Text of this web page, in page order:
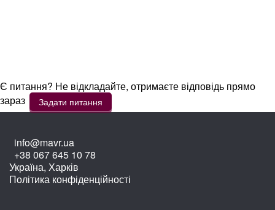
Є питання? Не відкладайте, отримаєте відповідь прямо
зараз
Задати питання
info@mavr.ua
+38 067 645 10 78
Україна, Харків
Політика конфіденційності